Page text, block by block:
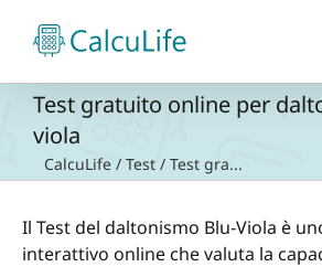
contenuto
Test gratuito online per
viola
CalcuLife / Test / Test gra...
Il Test del daltonismo Blu-Viola è
interattivo online che valuta la